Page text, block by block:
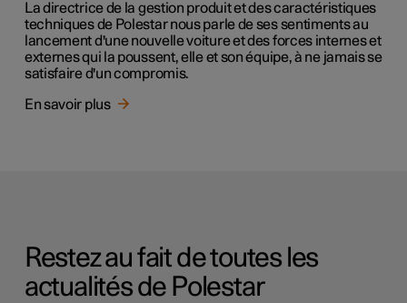
La directrice de la gestion produit et des caractéristiques
techniques de Polestar nous parle de ses sentiments au
lancement d'une nouvelle voiture et des forces internes et
externes qui la poussent, elle et son équipe, à ne jamais se
satisfaire d'un compromis.
En savoir plus
Restez au fait de toutes les
actualités de Polestar